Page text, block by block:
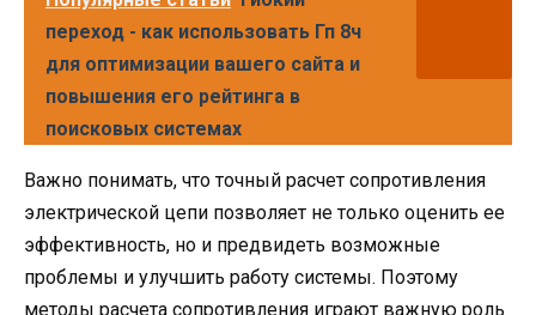
переход - как использовать Гп 8ч
для оптимизации вашего сайта и
повышения его рейтинга в
поисковых системах
Важно понимать, что точный расчет сопротивления
электрической цепи позволяет не только оценить ее
эффективность, но и предвидеть возможные
проблемы и улучшить работу системы. Поэтому
методы расчета сопротивления играют важную роль